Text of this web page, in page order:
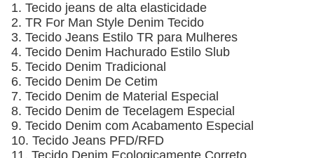
1. Tecido jeans de alta elasticidade
2. TR For Man Style Denim Tecido
3. Tecido Jeans Estilo TR para Mulheres
4. Tecido Denim Hachurado Estilo Slub
5. Tecido Denim Tradicional
6. Tecido Denim De Cetim
7. Tecido Denim de Material Especial
8. Tecido Denim de Tecelagem Especial
9. Tecido Denim com Acabamento Especial
10. Tecido Jeans PFD/RFD
11. Tecido Denim Ecologicamente Correto